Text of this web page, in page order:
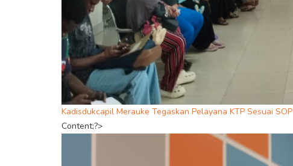
Kadisdukcapil Merauke Tegaskan Pelayana KTP Sesuai SOP
Content;?>